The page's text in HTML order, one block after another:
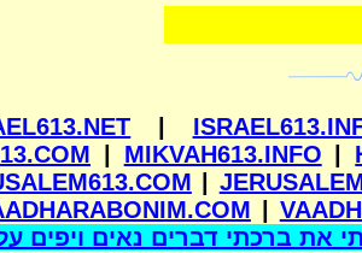
MIKVAH613.INFO
את ברכתי דברים נאים ויפים